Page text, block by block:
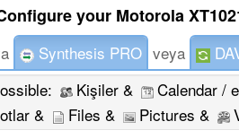
your Motorola
Synthesis PRO veya
Kişiler &
Calendar /
&
Files & Pictures &